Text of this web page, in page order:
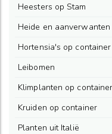
Heesters op Stam
Heide en
Hortensia's op container
Leibomen
Klimplanten op container
Kruiden op container
Planten uit Italië